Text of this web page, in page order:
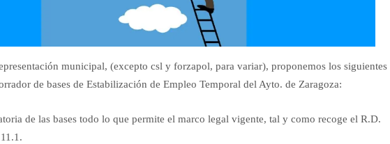
municipal, (excepto csl y forzapol, para variar), proponemos los siguientes
de bases de Estabilización de Empleo Temporal del Ayto. de Zaragoza:
de las bases todo lo que permite el marco legal vigente, tal y como recoge el R.D.